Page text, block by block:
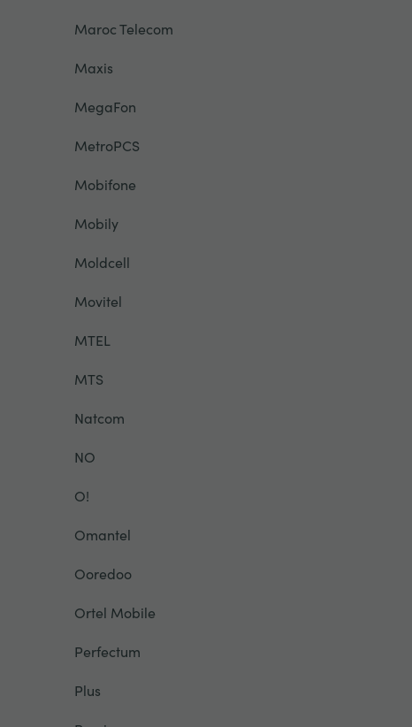
Maroc Telecom
Maxis
MegaFon
MetroPCS
Mobifone
Mobily
Moldcell
Movitel
MTEL
MTS
Natcom
NO
O!
Omantel
Ooredoo
Ortel Mobile
Perfectum
Plus